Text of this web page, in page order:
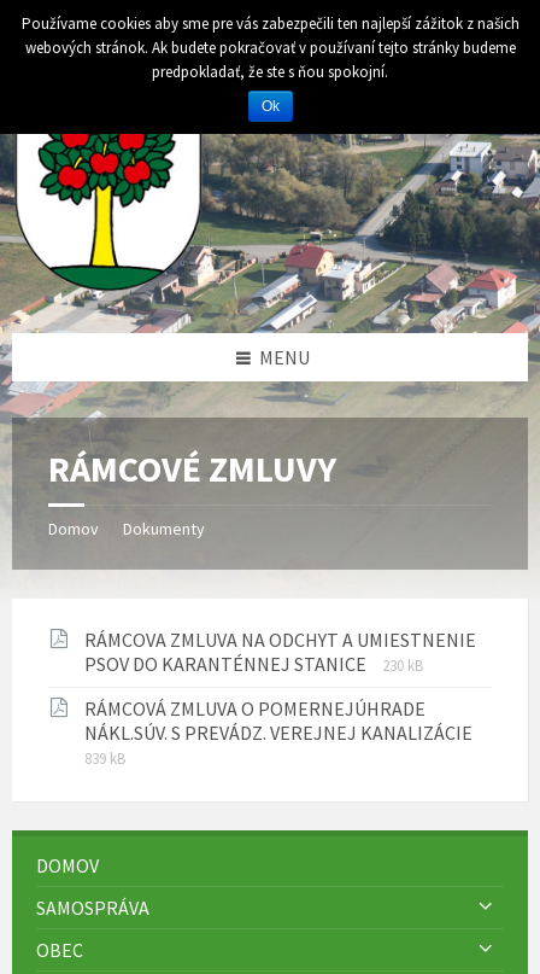
Preskočiť
obsah
Preskočiť
ľavý
Preskočiť
pravý
Preskočiť
pätičku
MENU
RÁMCOVÉ ZMLUVY
Domov Dokumenty
RÁMCOVA ZMLUVA NA ODCHYT A UMIESTNENIE
PSOV DO KARANTÉNNEJ STANICE
Prípona
pdf
Veľkosť
230 kB
RÁMCOVÁ ZMLUVA O POMERNEJÚHRADE
NÁKL.SÚV. S PREVÁDZ. VEREJNEJ KANALIZÁCIE
839 kB
DOMOV
SAMOSPRÁVA
OBEC
Používame cookies aby sme pre vás zabezpečili ten najlepší zážitok z našich
webových stránok. Ak budete pokračovať v používaní tejto stránky budeme
predpokladať, že ste s ňou spokojní.
Ok